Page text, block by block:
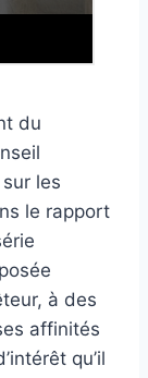
du
les
le rapport
à des
affinités
qu’il